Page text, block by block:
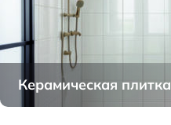
Керамическая плитка